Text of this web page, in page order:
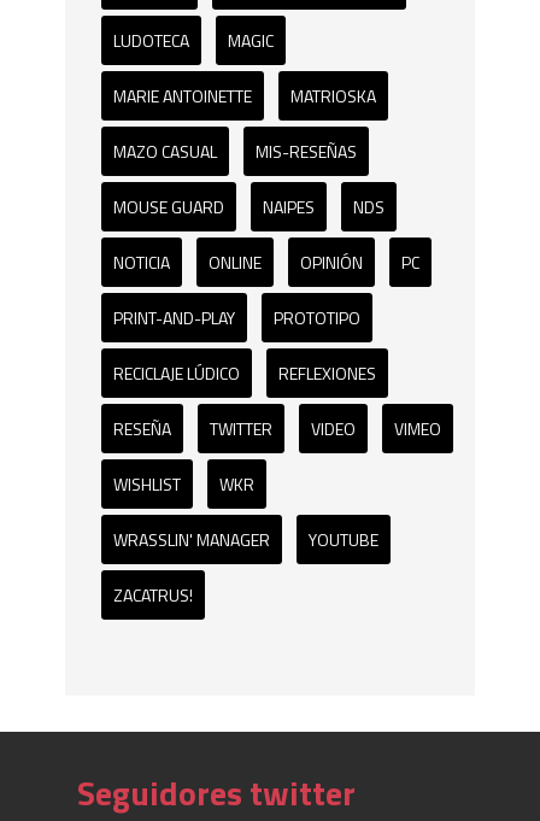
LUDOTECA MAGIC
MARIE ANTOINETTE MATRIOSKA
MAZO CASUAL MIS-RESEÑAS
MOUSE GUARD NAIPES NDS
NOTICIA ONLINE OPINIÓN PC
PRINT-AND-PLAY PROTOTIPO
RECICLAJE LÚDICO REFLEXIONES
RESEÑA TWITTER VIDEO VIMEO
WISHLIST WKR
WRASSLIN' MANAGER YOUTUBE
ZACATRUS!
Seguidores twitter